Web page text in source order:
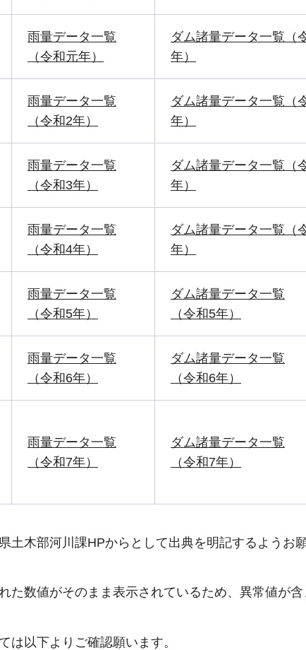
雨量データ一覧
（令和元年）
ダム諸量データ一覧（
年）
雨量データ一覧
（令和2年）
ダム諸量データ一覧（
年）
雨量データ一覧
（令和3年）
ダム諸量データ一覧（
年）
雨量データ一覧
（令和4年）
ダム諸量データ一覧（
年）
雨量データ一覧
（令和5年）
ダム諸量データ一覧
（令和5年）
雨量データ一覧
（令和6年）
ダム諸量データ一覧
（令和6年）
雨量データ一覧
（令和7年）
ダム諸量データ一覧
（令和7年）
土木部河川課HPからとして出典を明記するようお
た数値がそのまま表示されているため、異常値が
は以下よりご確認願います。